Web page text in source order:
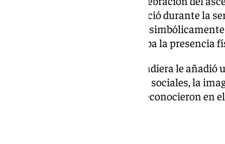
afición. El club la diseñó y anunció durante la
en Almería, con la idea de llevar
estadio en el que el aforo limitaba la presencia
Que finalmente el Málaga ascendiera le
acogida fue inmediata. En redes sociales, la
rapidez entre aficionados que reconocieron en